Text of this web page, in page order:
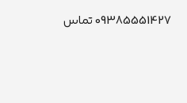
09385551427 تماس